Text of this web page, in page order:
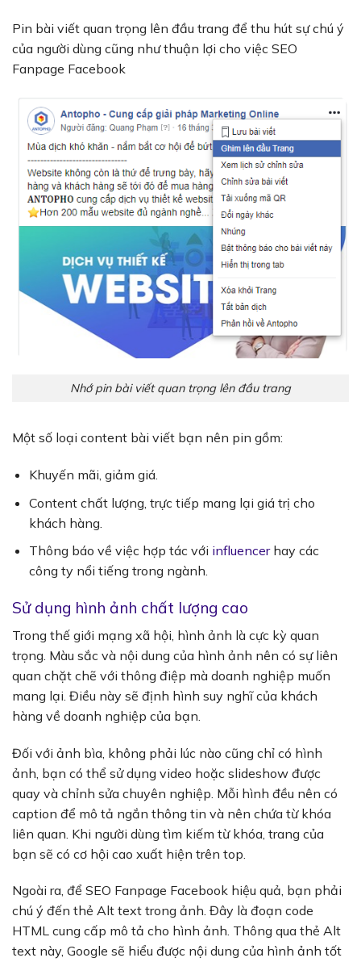
Pin bài viết quan trọng lên đầu trang để thu hút sự chú ý
của người dùng cũng như thuận lợi cho việc SEO
Fanpage Facebook
Nhớ pin bài viết quan trọng lên đầu trang
Một số loại content bài viết bạn nên pin gồm:
Khuyến mãi, giảm giá.
Content chất lượng, trực tiếp mang lại giá trị cho
khách hàng.
Thông báo về việc hợp tác với influencerhay các
công ty nổi tiếng trong ngành.
Sử dụng hình ảnh chất lượng cao
Trong thế giới mạng xã hội, hình ảnh là cực kỳ quan
trọng. Màu sắc và nội dung của hình ảnh nên có sự liên
quan chặt chẽ với thông điệp mà doanh nghiệp muốn
mang lại. Điều này sẽ định hình suy nghĩ của khách
hàng về doanh nghiệp của bạn.
Đối với ảnh bìa, không phải lúc nào cũng chỉ có hình
ảnh, bạn có thể sử dụng video hoặc slideshow được
quay và chỉnh sửa chuyên nghiệp. Mỗi hình đều nên có
caption để mô tả ngắn thông tin và nên chứa từ khóa
liên quan. Khi người dùng tìm kiếm từ khóa, trang của
bạn sẽ có cơ hội cao xuất hiện trên top.
Ngoài ra, để SEO Fanpage Facebook hiệu quả, bạn phải
chú ý đến thẻ Alt text trong ảnh. Đây là đoạn code
HTML cung cấp mô tả cho hình ảnh. Thông qua thẻ Alt
text này, Google sẽ hiểu được nội dung của hình ảnh tốt